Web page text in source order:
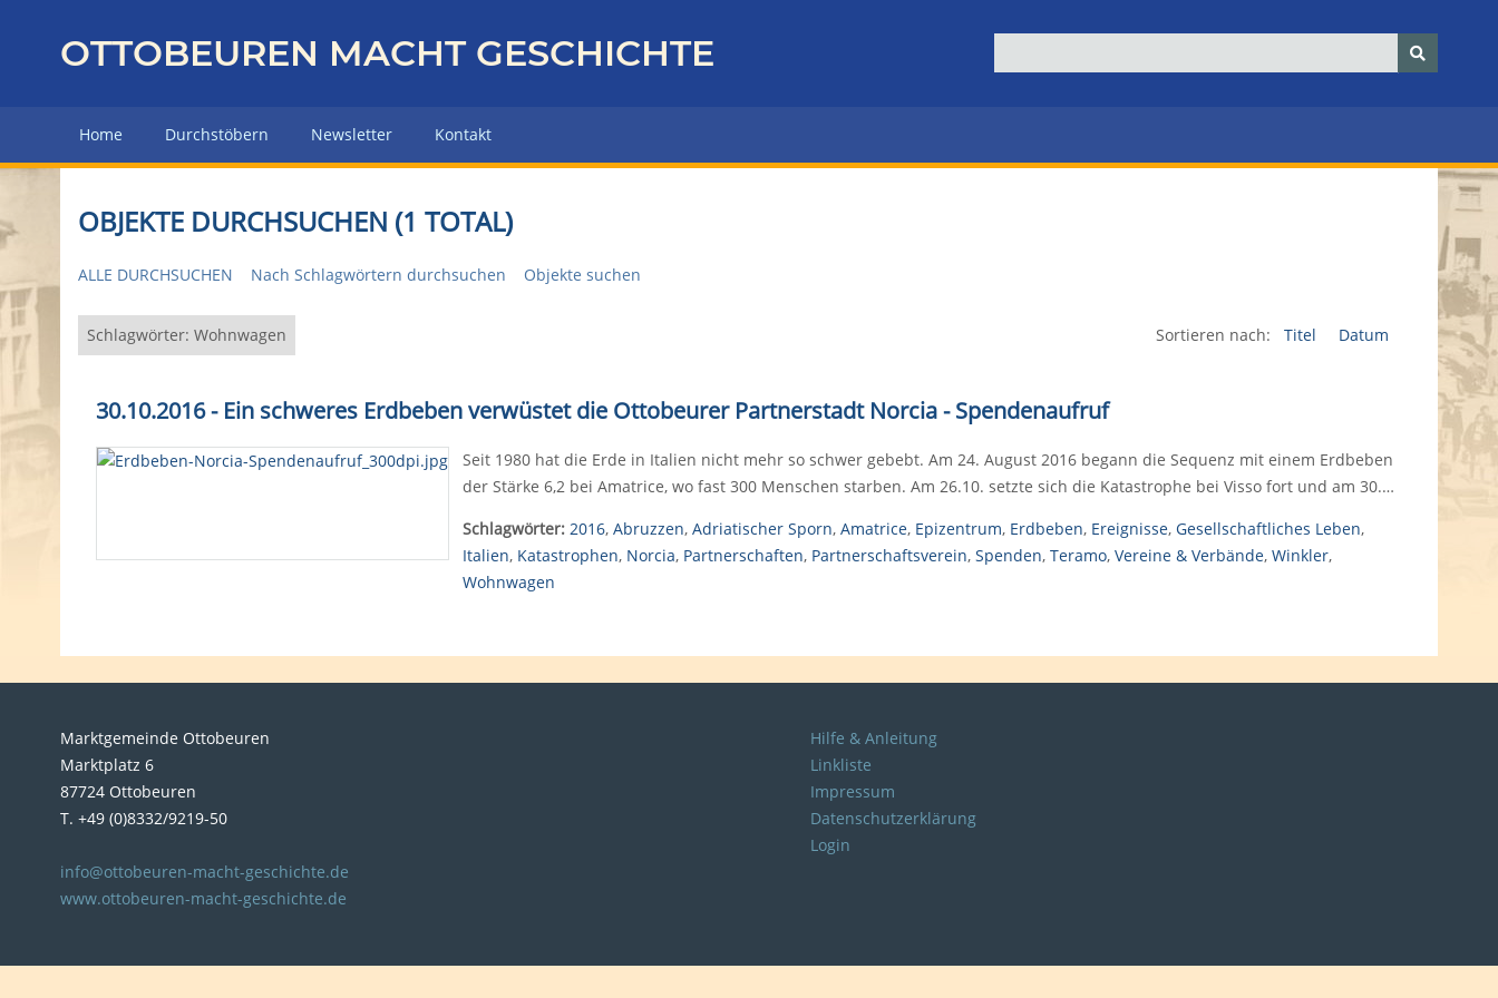
z
r
H
u
p
e
OTTOBEUREN MACHT GESCHICHTE
Home Durchstöbern Newsletter Kontakt
OBJEKTE DURCHSUCHEN (1 TOTAL)
ALLE DURCHSUCHEN Nach Schlagwörtern durchsuchen Objekte suchen
Schlagwörter: Wohnwagen Sortieren nach: Titel Datum
30.10.2016 - Ein schweres Erdbeben verwüstet die Ottobeurer Partnerstadt Norcia - Spendenaufruf
Seit 1980 hat die Erde in Italien nicht mehr so schwer gebebt. Am 24. August 2016 begann die Sequenz mit einem Erdbeben
der Stärke 6,2 bei Amatrice, wo fast 300 Menschen starben. Am 26.10. setzte sich die Katastrophe bei Visso fort und am 30.…
Schlagwörter: 2016, Abruzzen, Adriatischer Sporn, Amatrice, Epizentrum, Erdbeben, Ereignisse, Gesellschaftliches Leben,
Italien, Katastrophen, Norcia, Partnerschaften, Partnerschaftsverein, Spenden, Teramo, Vereine & Verbände, Winkler,
Wohnwagen
Marktgemeinde Ottobeuren
Marktplatz 6
87724 Ottobeuren
T. +49 (0)8332/9219-50
info@ottobeuren-macht-geschichte.de
www.ottobeuren-macht-geschichte.de
Hilfe & Anleitung
Linkliste
Impressum
Datenschutzerklärung
Login